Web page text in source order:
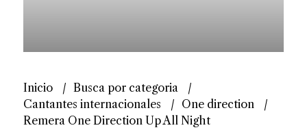
Inicio
Busca por categoria
Cantantes internacionales
One direction
Remera One Direction Up All Night